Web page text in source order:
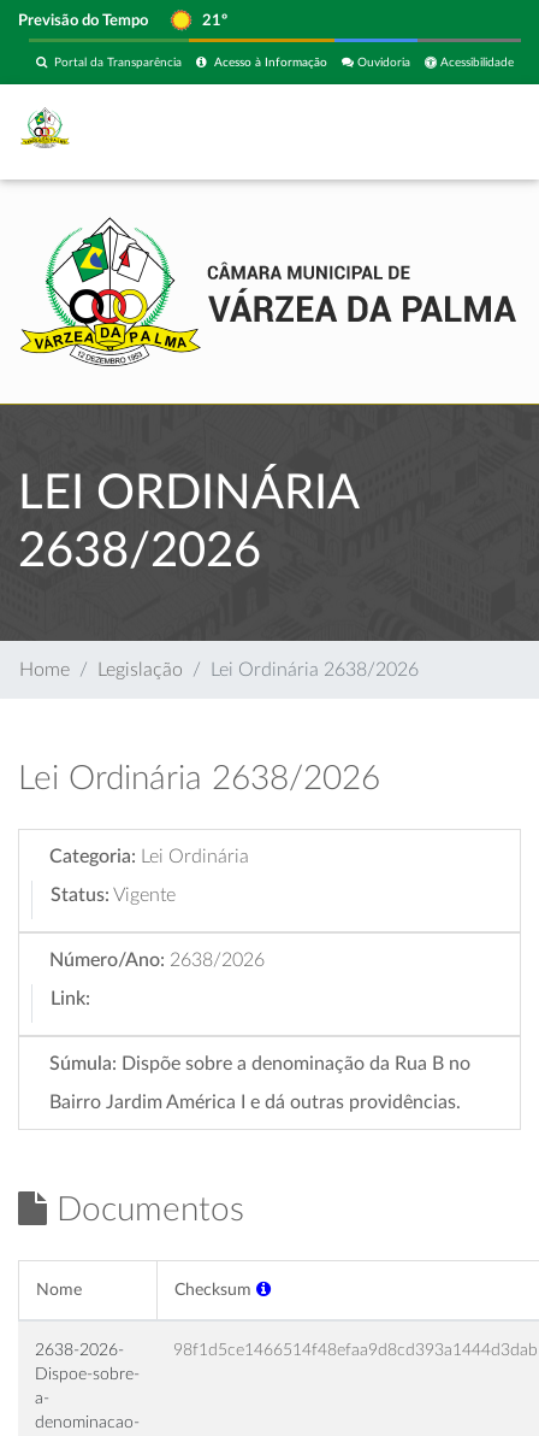
Previsão do Tempo 21º
Acessibilidade
Ouvidoria
Acesso à Informação
Portal da Transparência
LEI ORDINÁRIA
2638/2026
Home Legislação Lei Ordinária 2638/2026
Lei Ordinária 2638/2026
Categoria:
Lei Ordinária
Status: Vigente
Número/Ano: 2638/2026
Link:
Súmula: Dispõe sobre a denominação da Rua B no
Bairro Jardim América I e dá outras providências.
Documentos
Nome Checksum
2638-2026-
Dispoe-sobre-
a-
denominacao-
98f1d5ce1466514f48efaa9d8cd393a1444d3dab